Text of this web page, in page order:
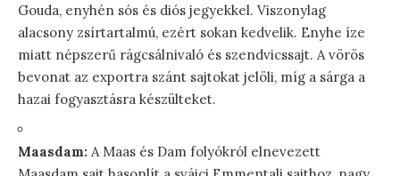
Gouda, enyhén sós és diós jegyekkel. Viszonylag
alacsony zsírtartalmú, ezért sokan kedvelik. Enyhe íze
miatt népszerű rágcsálnivaló és szendvicssajt. A vörös
bevonat az exportra szánt sajtokat jelöli, míg a sárga a
hazai fogyasztásra készülteket.
Maasdam: A Maas és Dam folyókról elnevezett